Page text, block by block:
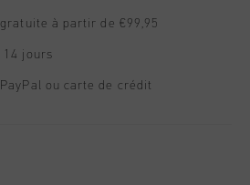
à partir de €99,95
14 jours
ou carte de crédit